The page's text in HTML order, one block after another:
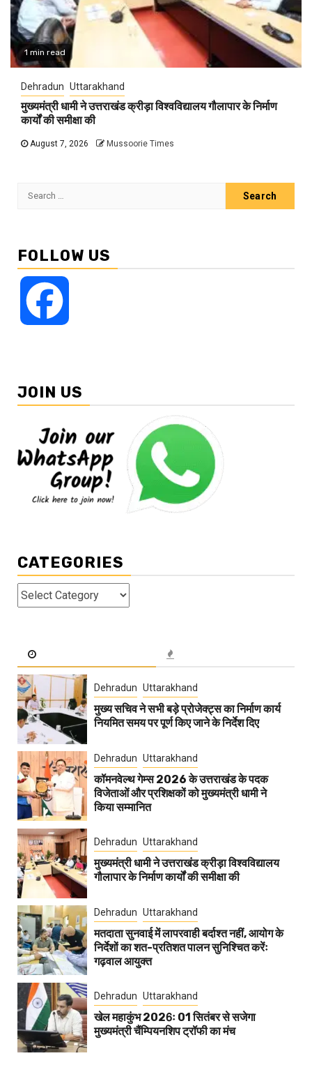
1 min read
Dehradun Uttarakhand
मुख्यमंत्री धामी ने उत्तराखंड क्रीड़ा विश्वविद्यालय गौलापार के निर्माण
कार्यों की समीक्षा की
August 7, 2026 Mussoorie Times
Search
FOLLOW US
JOIN US
CATEGORIES
Categories
Dehradun Uttarakhand
मुख्य सचिव ने सभी बड़े प्रोजेक्ट्स का निर्माण कार्य
नियमित समय पर पूर्ण किए जाने के निर्देश दिए
Dehradun Uttarakhand
कॉमनवेल्थ गेम्स 2026 के उत्तराखंड के पदक
विजेताओं और प्रशिक्षकों को मुख्यमंत्री धामी ने
किया सम्मानित
Dehradun Uttarakhand
मुख्यमंत्री धामी ने उत्तराखंड क्रीड़ा विश्वविद्यालय
गौलापार के निर्माण कार्यों की समीक्षा की
Dehradun Uttarakhand
मतदाता सुनवाई में लापरवाही बर्दाश्त नहीं, आयोग के
निर्देशों का शत-प्रतिशत पालन सुनिश्चित करेंः
गढ़वाल आयुक्त
Dehradun Uttarakhand
खेल महाकुंभ 2026ः 01 सितंबर से सजेगा
मुख्यमंत्री चैंम्पियनशिप ट्रॉफी का मंच